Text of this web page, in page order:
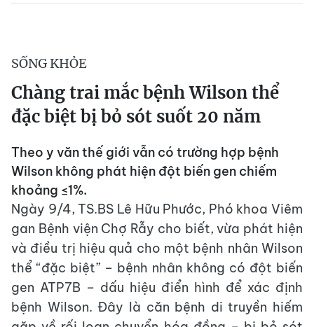
SỐNG KHỎE
Chàng trai mắc bệnh Wilson thể
đặc biệt bị bỏ sót suốt 20 năm
Theo y văn thế giới vẫn có trường hợp bệnh
Wilson không phát hiện đột biến gen chiếm
khoảng ≤1%.
Ngày 9/4, TS.BS Lê Hữu Phước, Phó khoa Viêm
gan Bệnh viện Chợ Rẫy cho biết, vừa phát hiện
và điều trị hiệu quả cho một bệnh nhân Wilson
thể “đặc biệt” – bệnh nhân không có đột biến
gen ATP7B – dấu hiệu điển hình để xác định
bệnh Wilson. Đây là căn bệnh di truyền hiếm